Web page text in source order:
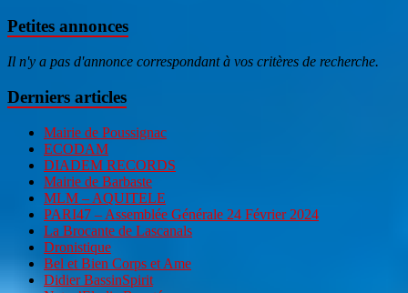
Petites annonces
Il n'y a pas d'annonce correspondant à vos critères de recherche.
Derniers articles
Mairie de Poussignac
ECODAM
DIADEM RECORDS
Mairie de Barbaste
MLM – AQUITELE
PARI47 – Assemblée Générale 24 Février 2024
La Brocante de Lascanals
Dronistique
Bel et Bien Corps et Ame
Didier BassinSpirit